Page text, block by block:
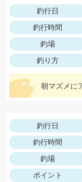
釣行日
釣行時間
釣場
釣り方
釣行日
釣行時間
釣場
ポイント